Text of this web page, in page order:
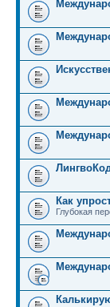
Как
Глубокая